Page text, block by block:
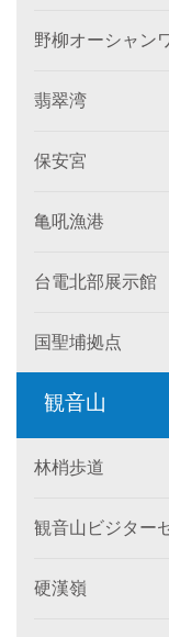
野柳オーシャン
翡翠湾
保安宮
亀吼漁港
台電北部展示館
国聖埔拠点
観音山
林梢歩道
観音山ビジター
硬漢嶺